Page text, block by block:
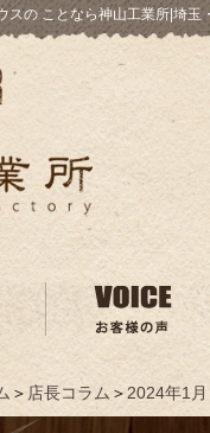
スの ことなら神山工業所|埼玉
＞店長コラム ＞2024年1月